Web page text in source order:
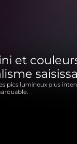
et
pics lumineux plus